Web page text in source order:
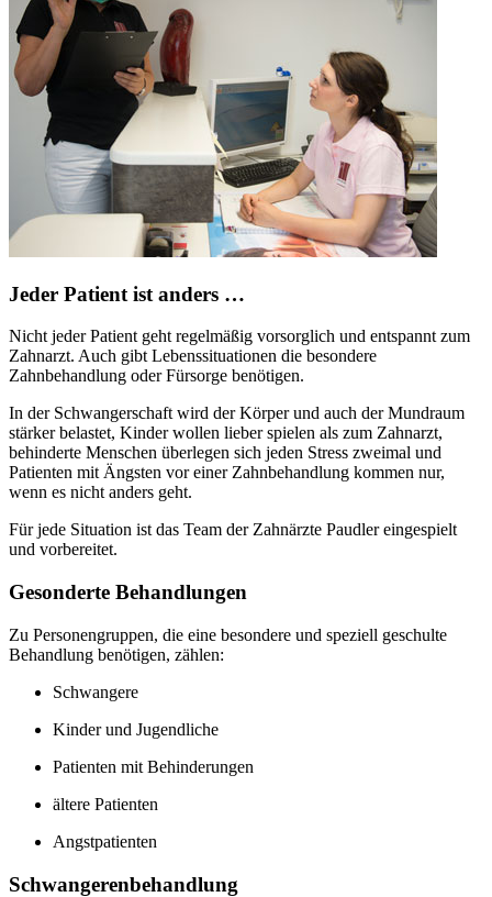
Jeder Patient ist anders …
Nicht jeder Patient geht regelmäßig vorsorglich und entspannt zum
Zahnarzt. Auch gibt Lebenssituationen die besondere
Zahnbehandlung oder Fürsorge benötigen.
In der Schwangerschaft wird der Körper und auch der Mundraum
stärker belastet, Kinder wollen lieber spielen als zum Zahnarzt,
behinderte Menschen überlegen sich jeden Stress zweimal und
Patienten mit Ängsten vor einer Zahnbehandlung kommen nur,
wenn es nicht anders geht.
Für jede Situation ist das Team der Zahnärzte Paudler eingespielt
und vorbereitet.
Gesonderte Behandlungen
Zu Personengruppen, die eine besondere und speziell geschulte
Behandlung benötigen, zählen:
Schwangere
Kinder und Jugendliche
Patienten mit Behinderungen
ältere Patienten
Angstpatienten
Schwangerenbehandlung